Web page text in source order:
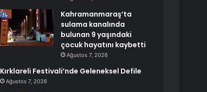
Kahramanmaraş’ta
sulama kanalında
bulunan 9 yaşındaki
çocuk hayatını kaybetti
Ağustos 7, 2026
Kırklareli Festivali’nde Geleneksel Defile
Ağustos 7, 2026